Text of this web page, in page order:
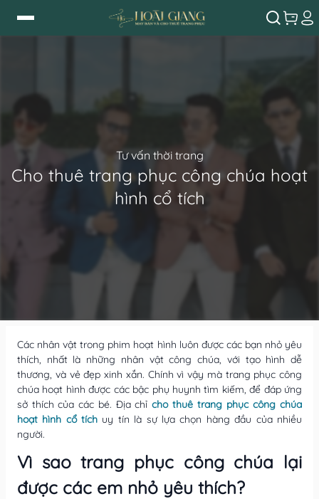
Tư vấn thời trang
Cho thuê trang phục công chúa hoạt
hình cổ tích
Các nhân vật trong phim hoạt hình luôn được các bạn nhỏ yêu
thích, nhất là những nhân vật công chúa, với tạo hình dễ
thương, và vẻ đẹp xinh xắn. Chính vì vậy mà trang phục công
chúa hoạt hình được các bậc phụ huynh tìm kiếm, để đáp ứng
sở thích của các bé. Địa chỉ cho thuê trang phục công chúa
hoạt hình cổ tích uy tín là sự lựa chọn hàng đầu của nhiều
người.
Vì sao trang phục công chúa lại
được các em nhỏ yêu thích?